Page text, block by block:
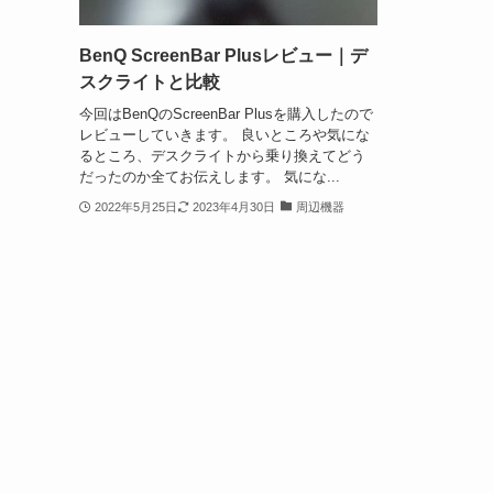
BenQ ScreenBar Plusレビュー｜デ
スクライトと比較
今回はBenQのScreenBar Plusを購入したので
レビューしていきます。 良いところや気にな
るところ、デスクライトから乗り換えてどう
だったのか全てお伝えします。 気にな...
2022年5月25日 2023年4月30日 周辺機器